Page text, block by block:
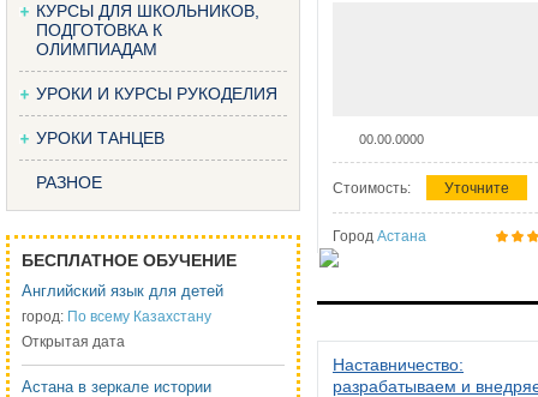
КУРСЫ ДЛЯ ШКОЛЬНИКОВ,
ПОДГОТОВКА К
ОЛИМПИАДАМ
УРОКИ И КУРСЫ РУКОДЕЛИЯ
УРОКИ ТАНЦЕВ
РАЗНОЕ
БЕСПЛАТНОЕ ОБУЧЕНИЕ
Английский язык для детей
город: По всему Казахстану
Открытая дата
Астана в зеркале истории
00.00.0000
Стоимость: Уточните
Город Астана
Наставничество:
разрабатываем и